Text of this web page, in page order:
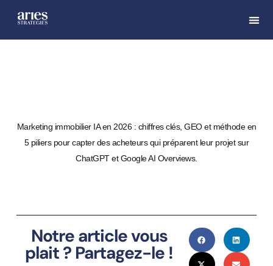
Marketing immobilier IA en 2026 : chiffres clés, GEO et méthode en
5 piliers pour capter des acheteurs qui préparent leur projet sur
ChatGPT et Google AI Overviews.
Notre article vous
plait ? Partagez-le !